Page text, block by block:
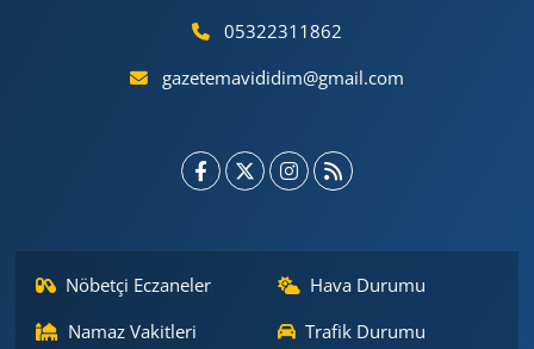
05322311862
gazetemavididim@gmail.com
Nöbetçi Eczaneler
Hava Durumu
Namaz Vakitleri
Trafik Durumu